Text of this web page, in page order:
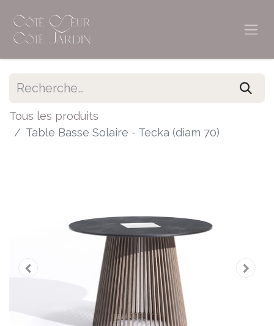
Tous les produits
Table Basse Solaire - Tecka (diam 70)